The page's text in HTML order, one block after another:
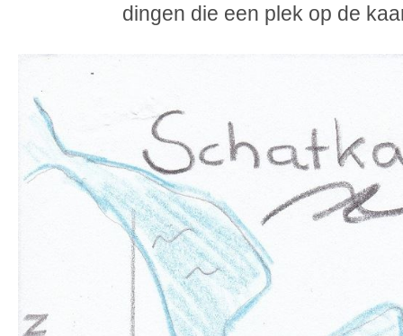
dingen die een plek op de